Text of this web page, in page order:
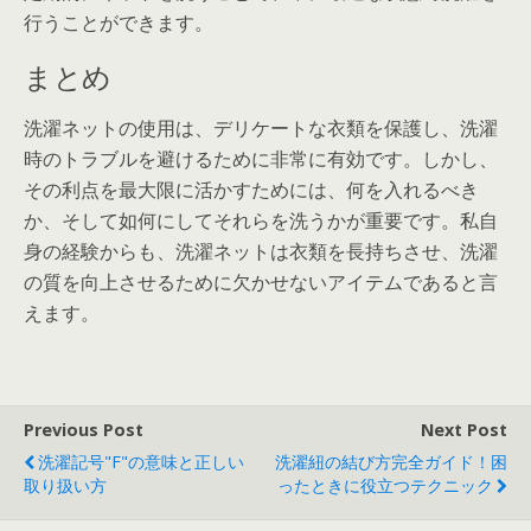
行うことができます。
まとめ
洗濯ネットの使用は、デリケートな衣類を保護し、洗濯
時のトラブルを避けるために非常に有効です。しかし、
その利点を最大限に活かすためには、何を入れるべき
か、そして如何にしてそれらを洗うかが重要です。私自
身の経験からも、洗濯ネットは衣類を長持ちさせ、洗濯
の質を向上させるために欠かせないアイテムであると言
えます。
Previous Post
洗濯記号"F"の意味と正しい
取り扱い方
Next Post
洗濯紐の結び方完全ガイド！困
ったときに役立つテクニック